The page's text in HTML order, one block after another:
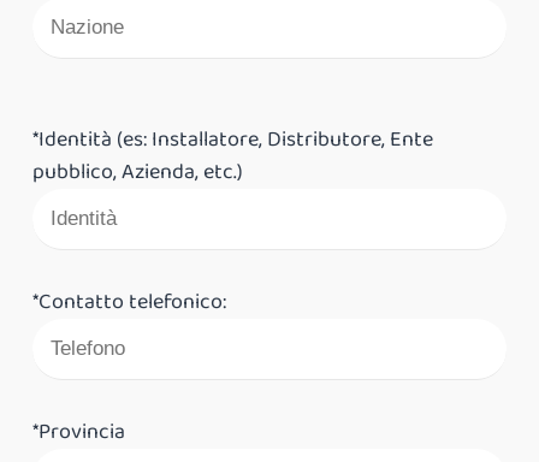
*Identità (es: Installatore, Distributore, Ente
pubblico, Azienda, etc.)
*Contatto telefonico:
*Provincia